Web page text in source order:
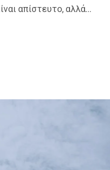
απίστευτο, αλλά...